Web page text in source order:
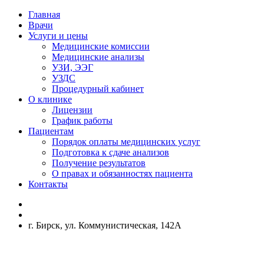
Главная
Врачи
Услуги и цены
Медицинские комиссии
Медицинские анализы
УЗИ, ЭЭГ
УЗДС
Процедурный кабинет
О клинике
Лицензии
График работы
Пациентам
Порядок оплаты медицинских услуг
Подготовка к сдаче анализов
Получение результатов
О правах и обязанностях пациента
Контакты
г. Бирск, ул. Коммунистическая, 142А